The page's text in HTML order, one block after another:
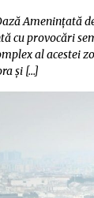
Amenințată
cu provocări
al acestei
și […]